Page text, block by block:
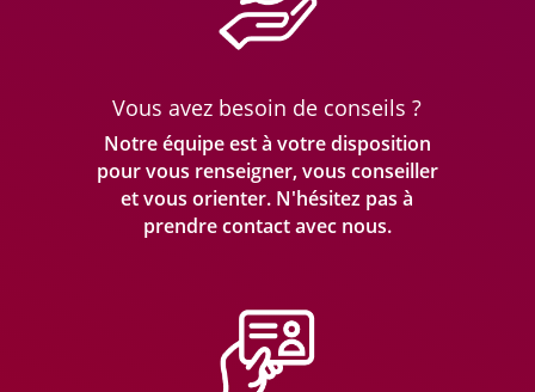
Vous avez besoin de conseils ?
Notre équipe est à votre disposition
pour vous renseigner, vous conseiller
et vous orienter. N'hésitez pas à
prendrecontact avec nous.